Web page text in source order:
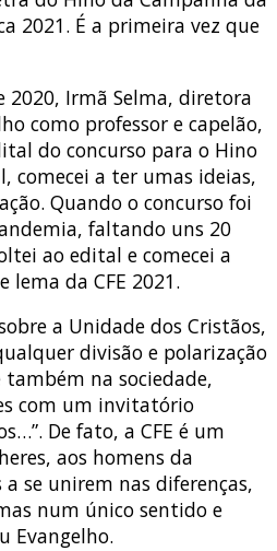
2021. É a primeira vez que
2020, Irmã Selma, diretora
como professor e capelão,
do concurso para o Hino
comecei a ter umas ideias,
Quando o concurso foi
faltando uns 20
ao edital e comecei a
da CFE 2021.
a Unidade dos Cristãos,
divisão e polarização
também na sociedade,
com um invitatório
De fato, a CFE é um
aos homens da
a se unirem nas diferenças,
num único sentido e
Evangelho.